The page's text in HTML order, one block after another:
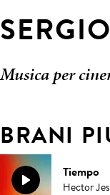
Musica per
BRANI
Tiempo